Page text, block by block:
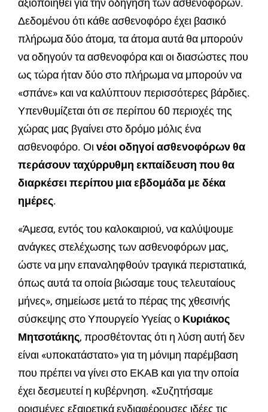
αξιοποιηθεί για την οδήγηση των ασθενοφόρων.
Δεδομένου ότι κάθε ασθενοφόρο έχει βασικό
πλήρωμα δύο άτομα, τα άτομα αυτά θα μπορούν
να οδηγούν τα ασθενοφόρα και οι διασώστες που
ως τώρα ήταν δύο στο πλήρωμα να μπορούν να
«σπάνε» και να καλύπτουν περισσότερες βάρδιες.
Υπενθυμίζεται ότι σε περίπου 60 περιοχές της
χώρας μας βγαίνει στο δρόμο μόλις ένα
ασθενοφόρο. Οινέοι οδηγοί ασθενοφόρων θα
περάσουν ταχύρρυθμη εκπαίδευση που θα
διαρκέσει περίπου μια εβδομάδα με δέκα
ημέρες.
«Άμεσα, εντός του καλοκαιριού, να καλύψουμε
ανάγκες στελέχωσης των ασθενοφόρων μας,
ώστε να μην επαναληφθούν τραγικά περιστατικά,
όπως αυτά τα οποία βιώσαμε τους τελευταίους
μήνες», σημείωσε μετά το πέρας της χθεσινής
σύσκεψης στο Υπουργείο Υγείας ο Κυριάκος
Μητσοτάκης, προσθέτοντας ότι η λύση αυτή δεν
είναι «υποκατάστατο» για τη μόνιμη παρέμβαση
που πρέπει να γίνει στο ΕΚΑΒ και για την οποία
έχει δεσμευτεί η κυβέρνηση. «Συζητήσαμε
ορισμένες εξαιρετικά ενδιαφέρουσες ιδέες τις